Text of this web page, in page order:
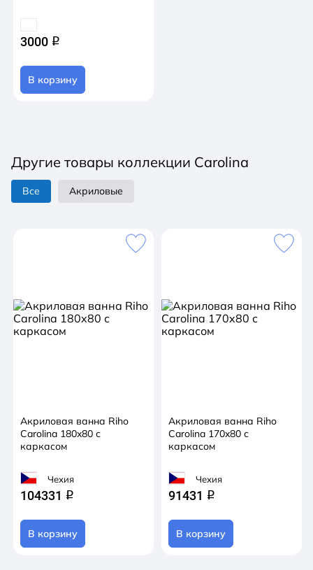
3000 q
В корзину
Другие товары коллекции Carolina
Все Акриловые
Акриловая ванна Riho
Carolina 180x80 с
каркасом
Чехия
104331 q
В корзину
Акриловая ванна Riho
Carolina 170x80 с
каркасом
Чехия
91431 q
В корзину